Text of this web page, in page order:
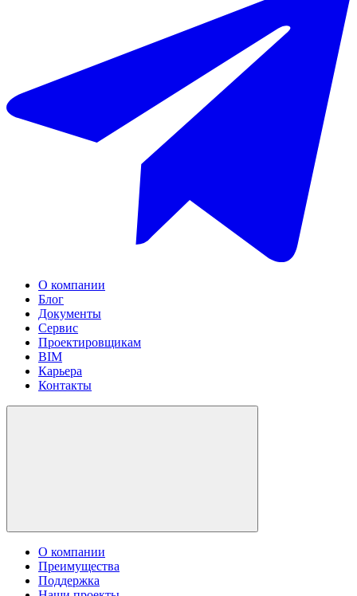
О компании
Блог
Документы
Сервис
Проектировщикам
BIM
Карьера
Контакты
О компании
Преимущества
Поддержка